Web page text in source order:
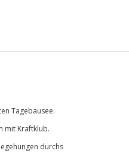
Tagebausee.
mit Kraftklub.
durchs